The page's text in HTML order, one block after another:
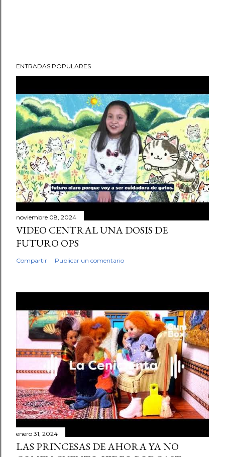
ENTRADAS POPULARES
noviembre 08, 2024
VIDEO CENTRAL UNA DOSIS DE
FUTURO OPS
Compartir Publicar un comentario
enero 31, 2024
LAS PRINCESAS DE AHORA YA NO